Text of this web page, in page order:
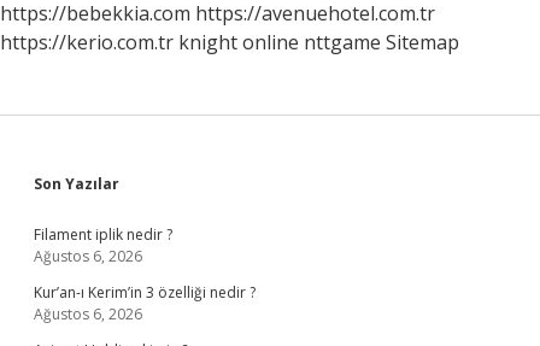
https://bebekkia.com https://avenuehotel.com.tr
https://kerio.com.tr knight online nttgame Sitemap
Sidebar
Son Yazılar
Filament iplik nedir ?
Ağustos 6, 2026
Kur’an-ı Kerim’in 3 özelliği nedir ?
Ağustos 6, 2026